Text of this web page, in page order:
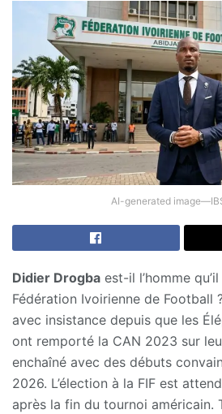
AI-generated
Didier Drogba est-il l’homme
Fédération Ivoirienne de Football
avec insistance depuis que les
ont remporté la CAN 2023 sur
enchaîné avec des débuts
2026. L’élection à la FIF est
après la fin du tournoi américain.